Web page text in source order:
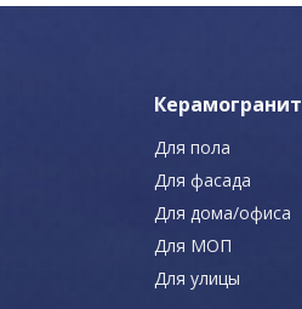
Керамогранит
Для пола
Для фасада
Для дома/офиса
Для МОП
Для улицы